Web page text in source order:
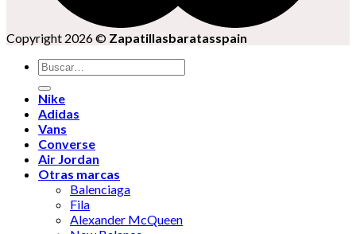
Copyright 2026 © Zapatillasbaratasspain
Buscar
por:
Nike
Adidas
Vans
Converse
Air Jordan
Otras marcas
Balenciaga
Fila
Alexander McQueen